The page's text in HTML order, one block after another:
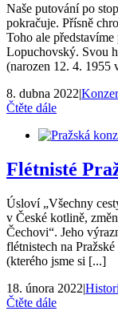
Naše putování po
pokračuje. Přísně
Toho ale
Lopuchovský. Svou
(narozen 12. 4. 1955
8. dubna 2022|
Čtěte dále
Flétnisté
Úsloví „Všechny
v České kotlině,
Čechovi“. Jeho
flétnistech na
(kterého jsme si [...]
18. února 2022|
Čtěte dále